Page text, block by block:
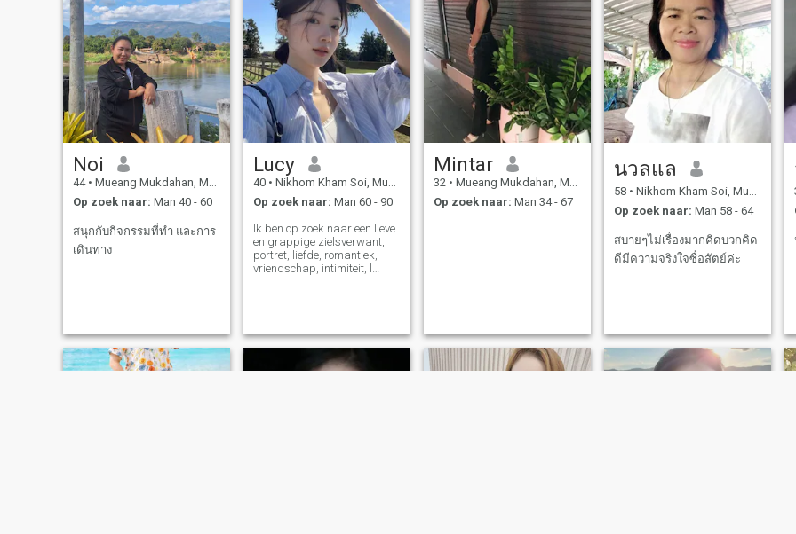
Noi
44 • Mueang Mukdahan, Mukdahan, Thailand
Op zoek naar: Man 40 - 60
สนุกกับกิจกรรมที่ทำ และการ
เดินทาง
Lucy
40 • Nikhom Kham Soi, Mukdahan, Thailand
Op zoek naar: Man 60 - 90
Ik ben op zoek naar een lieve
en grappige zielsverwant,
portret, liefde, romantiek,
vriendschap, intimiteit, l
Mintar
32 • Mueang Mukdahan, Mukdahan, Thailand
Op zoek naar: Man 34 - 67
นวลแล
58 • Nikhom Kham Soi, Mukdahan, Thailand
Op zoek naar: Man 58 - 64
สบายๆไม่เรื่องมากคิดบวกคิด
ดีมีความจริงใจซื่อสัตย์ค่ะ